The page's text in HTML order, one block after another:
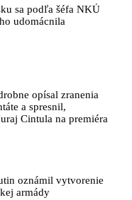
sa podľa šéfa NKÚ
udomácnila
opísal zranenia
a spresnil,
Cintula na premiéra
oznámil vytvorenie
armády